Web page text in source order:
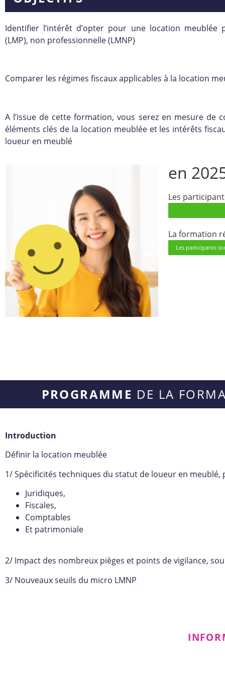
Identifier l’intérêt d’opter pour une location meublée
(LMP), non professionnelle (LMNP)
Comparer les régimes fiscaux applicables à la location
A l’issue de cette formation, vous serez en mesure de
éléments clés de la location meublée et les intérêts
loueur en meublé
en
Les
La formation
Les participants
PROGRAMME DE LA
Introduction
Définir la location meublée
1/ Spécificités techniques du statut de loueur en
Juridiques,
Fiscales,
Comptables
Et patrimoniale
2/ Impact des nombreux pièges et points de vigilance,
3/ Nouveaux seuils du micro LMNP